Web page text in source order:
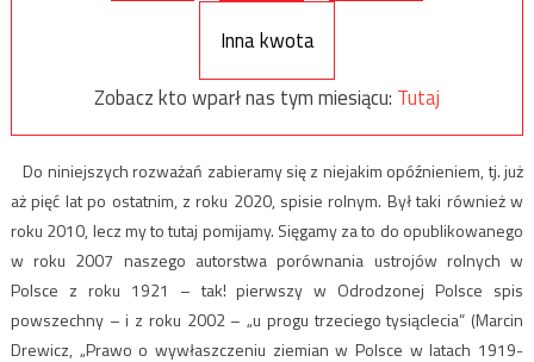
Inna kwota
Zobacz kto wparł nas tym miesiącu: Tutaj
Do niniejszych rozważań zabieramy się z niejakim opóźnieniem, tj. już
aż pięć lat po ostatnim, z roku 2020, spisie rolnym. Był taki również w
roku 2010, lecz my to tutaj pomijamy. Sięgamy za to do opublikowanego
w roku 2007 naszego autorstwa porównania ustrojów rolnych w
Polsce z roku 1921 – tak! pierwszy w Odrodzonej Polsce spis
powszechny – i z roku 2002 – „u progu trzeciego tysiąclecia” (Marcin
Drewicz, „Prawo o wywłaszczeniu ziemian w Polsce w latach 1919-